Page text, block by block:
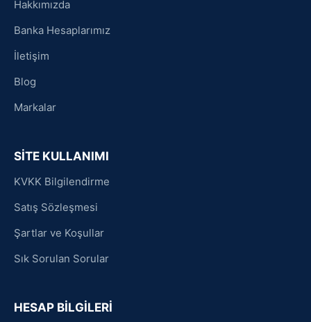
Hakkımızda
Banka Hesaplarımız
İletişim
Blog
Markalar
SİTE KULLANIMI
KVKK Bilgilendirme
Satış Sözleşmesi
Şartlar ve Koşullar
Sık Sorulan Sorular
HESAP BİLGİLERİ